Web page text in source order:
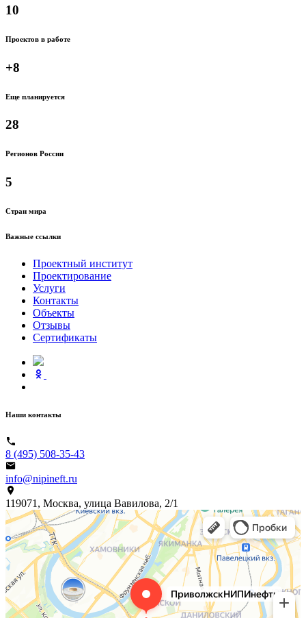
10
Проектов в работе
+8
Еще планируется
28
Регионов России
5
Стран мира
Важные ссылки
Проектный институт
Проектирование
Услуги
Контакты
Объекты
Отзывы
Сертификаты
Наши контакты
8 (495) 508-35-43
info@nipineft.ru
119071, Москва, улица Вавилова, 2/1